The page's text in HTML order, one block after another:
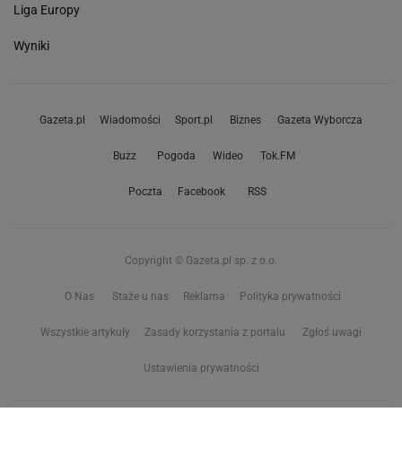
Liga Europy
Wyniki
Gazeta.pl Wiadomości Sport.pl Biznes Gazeta Wyborcza
Buzz Pogoda Wideo Tok.FM
Poczta Facebook RSS
Copyright © Gazeta.pl sp. z o.o.
O Nas Staże u nas Reklama Polityka prywatności
Wszystkie artykuły Zasady korzystania z portalu Zgłoś uwagi
Ustawienia prywatności